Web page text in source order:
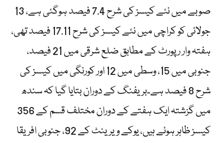
صوبے میں نئے کیسز کی شرح 7.4 فیصد ہوگئی ہے، 13
جولائی کو کراچی میں نئے کیسز کی شرح 17.11 فیصد تھی،
ہفتہ وار رپورٹ کے مطابق ضلع شرقی میں 21 فیصد،
جنوبی میں 15، وسطی میں 12 اور کورنگی میں کیسز کی
شرح 8 فیصد ہے۔بریفنگ کے دوران بتایا گیا کہ سندھ
میں گزشتہ ایک ہفتے کے دوران مختلف قسم کے 356
کیسز ظاہر ہوئے ہیں، یوکے ویرینٹ کے 92، جنوبی افریقا